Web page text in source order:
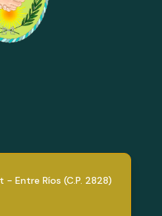
- Entre Ríos (C.P. 2828)